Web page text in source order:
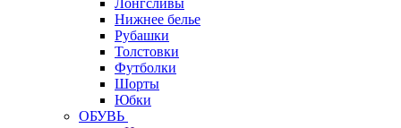
Лонгсливы
Нижнее белье
Рубашки
Толстовки
Футболки
Шорты
Юбки
ОБУВЬ